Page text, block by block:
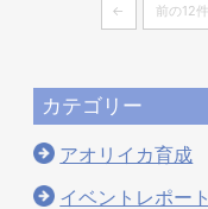
← 前の12件
カテゴリー
アオリイカ育成
イベントレポート